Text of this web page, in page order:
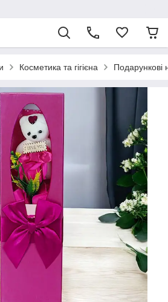
Косметика та гігієна Подарункові